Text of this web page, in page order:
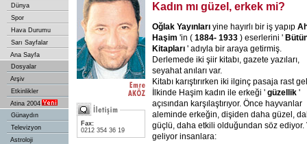
Dünya
Spor
Hava Durumu
Sarı Sayfalar
Ana Sayfa
Dosyalar
Arşiv
Etkinlikler
Atina 2004
Günaydın
Televizyon
Astroloji
Fax:
0212 354 36 19
Kadın mı güzel, erkek mi?
Oğlak Yayınları yine hayırlı bir iş yapıp
Haşim 'in ( 1884- 1933 ) eserlerini '
Kitapları ' adıyla bir araya getirmiş.
Derlemede iki şiir kitabı, gazete yazıları,
seyahat anıları var.
Kitabı karıştırırken iki ilginç pasaja rast
İlkinde Haşim kadın ile erkeği ' güzellik '
açısından karşılaştırıyor. Önce hayvanlar
aleminde erkeğin, dişiden daha güzel,
güçlü, daha etkili olduğundan söz ediyor.
geliyor insanlara: